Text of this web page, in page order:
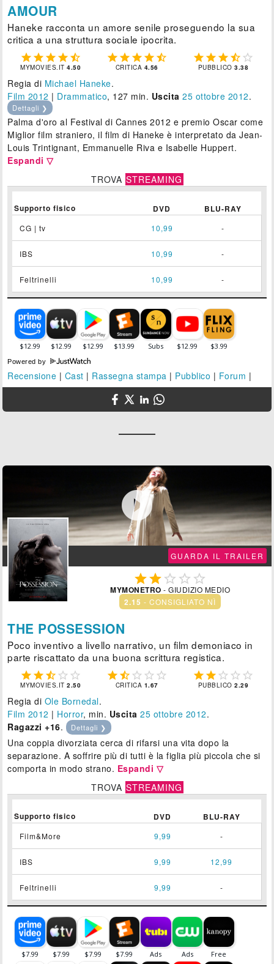
AMOUR
Haneke racconta un amore senile proseguendo la sua
critica a una struttura sociale ipocrita.
    
MYMOVIES.IT4.50
    
CRITICA 4.56
    
PUBBLICO3.38
Regia di Michael Haneke.
Film 2012 | Drammatico, 127 min. Uscita 25 ottobre 2012.
Dettagli ❯
Palma d'oro al Festival di Cannes 2012 e premio Oscar come
Miglior film straniero, il film di Haneke è interpretato da Jean-
Louis Trintignant, Emmanuelle Riva e Isabelle Huppert.
Espandi ▽
TROVA STREAMING
Supporto fisico DVD BLU-RAY
CG | tv 10,99 -
IBS 10,99 -
Feltrinelli 10,99 -
Powered by
Recensione | Cast | Rassegna stampa | Pubblico | Forum |

GUARDA IL TRAILER
   
MYMONETRO - GIUDIZIO MEDIO
2.15 - CONSIGLIATO NÌ
THE POSSESSION
Poco inventivo a livello narrativo, un film demoniaco in
parte riscattato da una buona scrittura registica.
    
MYMOVIES.IT2.50
    
CRITICA 1.67
    
PUBBLICO2.29
Regia di Ole Bornedal.
Film 2012 | Horror, min. Uscita 25 ottobre 2012.
Ragazzi +16. Dettagli ❯
Una coppia divorziata cerca di rifarsi una vita dopo la
separazione. A soffrire più di tutti è la figlia più piccola che si
comporta in modo strano. Espandi ▽
TROVA STREAMING
Supporto fisico DVD BLU-RAY
Film&More 9,99 -
IBS 9,99 12,99
Feltrinelli 9,99 -